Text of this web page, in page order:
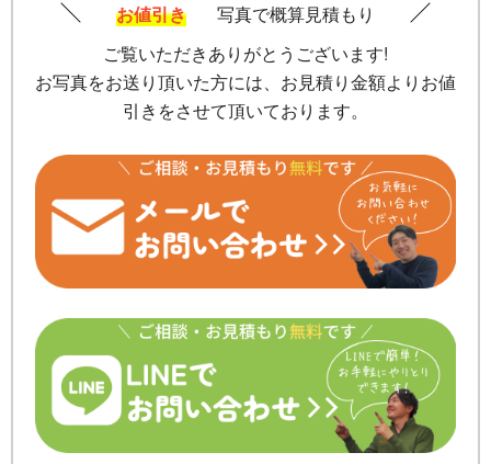
お値引き
写真で概算見積もり
ご覧いただきありがとうございます!
お写真をお送り頂いた方には、お見積り金額よりお値
引きをさせて頂いております。